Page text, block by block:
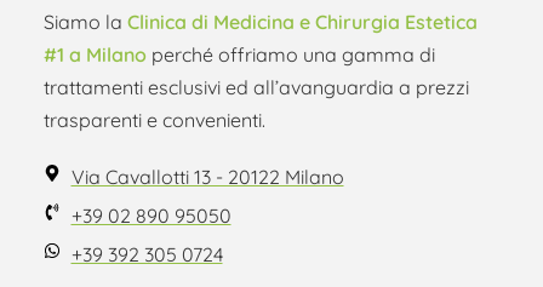
Siamo la Clinica di Medicina e Chirurgia Estetica
#1 a Milano perché offriamo una gamma di
trattamenti esclusivi ed all’avanguardia a prezzi
trasparenti e convenienti.
Via Cavallotti 13 - 20122 Milano
+39 02 890 95050
+39 392 305 0724